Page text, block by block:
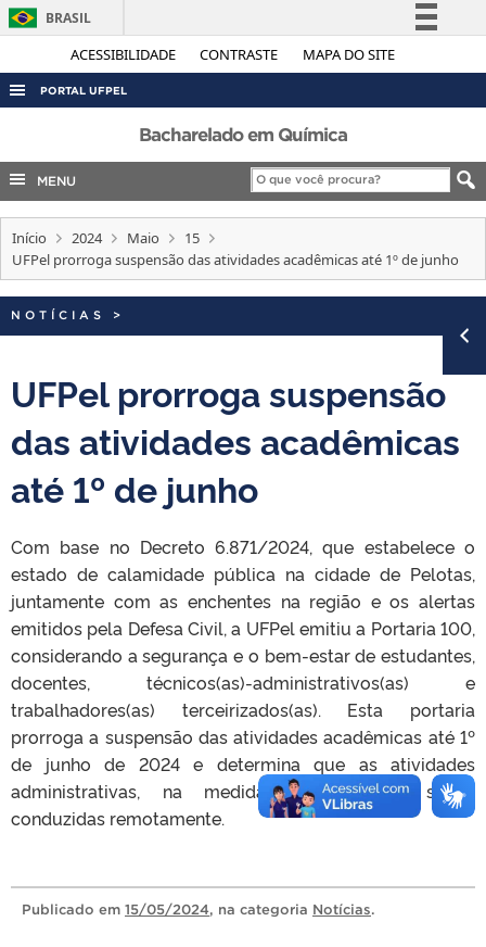
ACESSIBILIDADE CONTRASTE MAPA DO SITE
BRASIL
Simplifique!
Legislação
Canais
PORTAL UFPEL
ACESSO À INFORMAÇÃO
AUDITORIA
COBALTO
CONCURSOS
INTERNACIONAL
PORTARIAS
Bacharelado em Química
MENU
Início 2024 Maio
15
UFPel prorroga suspensão das atividades acadêmicas até 1º de junho
NOTÍCIAS >
UFPel prorroga suspensão
das atividades acadêmicas
até 1º de junho
Com base no Decreto 6.871/2024, que estabelece o
estado de calamidade pública na cidade de Pelotas,
juntamente com as enchentes na região e os alertas
emitidos pela Defesa Civil, a UFPel emitiu a Portaria 100,
considerando a segurança e o bem-estar de estudantes,
docentes, técnicos(as)-administrativos(as) e
trabalhadores(as) terceirizados(as). Esta portaria
prorroga a suspensão das atividades acadêmicas até 1º
de junho de 2024 e determina que as atividades
administrativas, na medida do possível, sejam
conduzidas remotamente.
Publicado em 15/05/2024, na categoria Notícias.